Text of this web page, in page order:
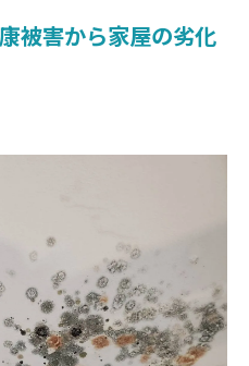
被害から家屋の劣化